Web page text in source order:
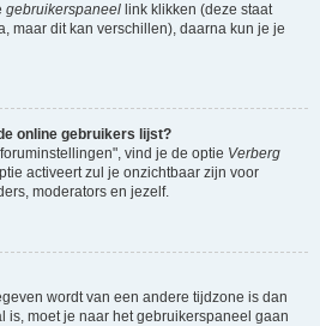
gebruikerspaneel link klikken (deze staat
maar dit kan verschillen), daarna kun je je
online gebruikers lijst?
vind je de optie Verberg
activeert zul je onzichtbaar zijn voor
moderators en jezelf.
wordt van een andere tijdzone is dan
is, moet je naar het gebruikerspaneel gaan